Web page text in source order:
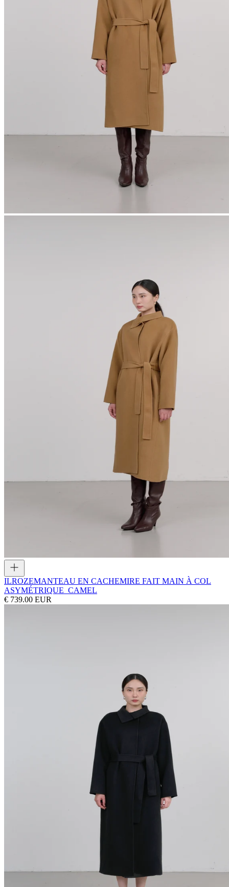
ILROZEMANTEAU EN CACHEMIRE FAIT MAIN À COL
ASYMÉTRIQUE_CAMEL
€ 739.00 EUR